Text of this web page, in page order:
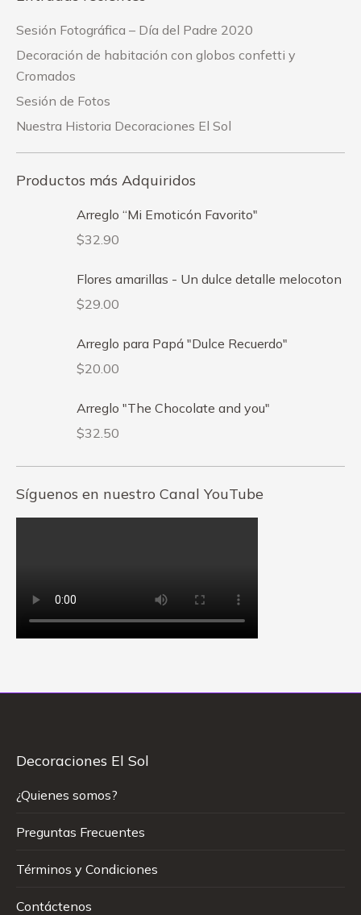
Sesión Fotográfica – Día del Padre 2020
Decoración de habitación con globos confetti y
Cromados
Sesión de Fotos
Nuestra Historia Decoraciones El Sol
Productos más Adquiridos
Arreglo “Mi Emoticón Favorito"
$32.90
Flores amarillas - Un dulce detalle melocoton
$29.00
Arreglo para Papá "Dulce Recuerdo"
$20.00
Arreglo "The Chocolate and you"
$32.50
Síguenos en nuestro Canal YouTube
Decoraciones El Sol
¿Quienes somos?
Preguntas Frecuentes
Términos y Condiciones
Contáctenos